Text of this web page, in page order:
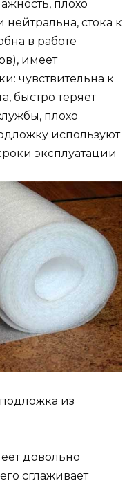
плохо
стока к
в работе
имеет
чувствительна к
быстро теряет
плохо
используют
эксплуатации
из
довольно
сглаживает